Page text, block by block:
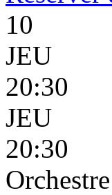
10
JEU
20:30
JEU
20:30